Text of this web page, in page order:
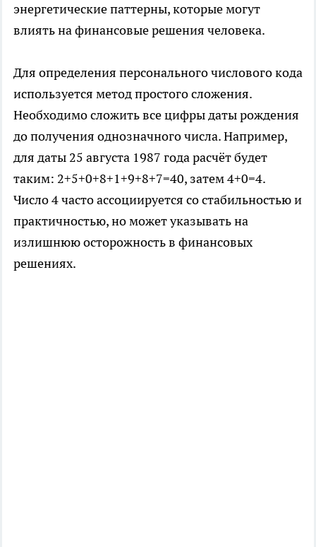
энергетические паттерны, которые могут
влиять на финансовые решения человека.
Для определения персонального числового кода
используется метод простого сложения.
Необходимо сложить все цифры даты рождения
до получения однозначного числа. Например,
для даты 25 августа 1987 года расчёт будет
таким: 2+5+0+8+1+9+8+7=40, затем 4+0=4.
Число 4 часто ассоциируется со стабильностью и
практичностью, но может указывать на
излишнюю осторожность в финансовых
решениях.